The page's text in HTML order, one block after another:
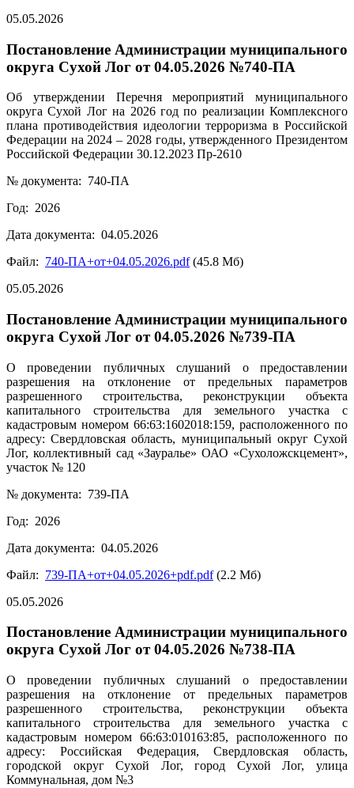
05.05.2026
Постановление Администрации муниципального
округа Сухой Лог от 04.05.2026 №740-ПА
Об утверждении Перечня мероприятий муниципального
округа Сухой Лог на 2026 год по реализации Комплексного
плана противодействия идеологии терроризма в Российской
Федерации на 2024 – 2028 годы, утвержденного Президентом
Российской Федерации 30.12.2023 Пр-2610
№ документа: 740-ПА
Год: 2026
Дата документа: 04.05.2026
Файл: 740-ПА+от+04.05.2026.pdf(45.8 Мб)
05.05.2026
Постановление Администрации муниципального
округа Сухой Лог от 04.05.2026 №739-ПА
О проведении публичных слушаний о предоставлении
разрешения на отклонение от предельных параметров
разрешенного строительства, реконструкции объекта
капитального строительства для земельного участка с
кадастровым номером 66:63:1602018:159, расположенного по
адресу: Свердловская область, муниципальный округ Сухой
Лог, коллективный сад «Зауралье» ОАО «Сухоложскцемент»,
участок № 120
№ документа: 739-ПА
Год: 2026
Дата документа: 04.05.2026
Файл: 739-ПА+от+04.05.2026+pdf.pdf(2.2 Мб)
05.05.2026
Постановление Администрации муниципального
округа Сухой Лог от 04.05.2026 №738-ПА
О проведении публичных слушаний о предоставлении
разрешения на отклонение от предельных параметров
разрешенного строительства, реконструкции объекта
капитального строительства для земельного участка с
кадастровым номером 66:63:010163:85, расположенного по
адресу: Российская Федерация, Свердловская область,
городской округ Сухой Лог, город Сухой Лог, улица
Коммунальная, дом №3